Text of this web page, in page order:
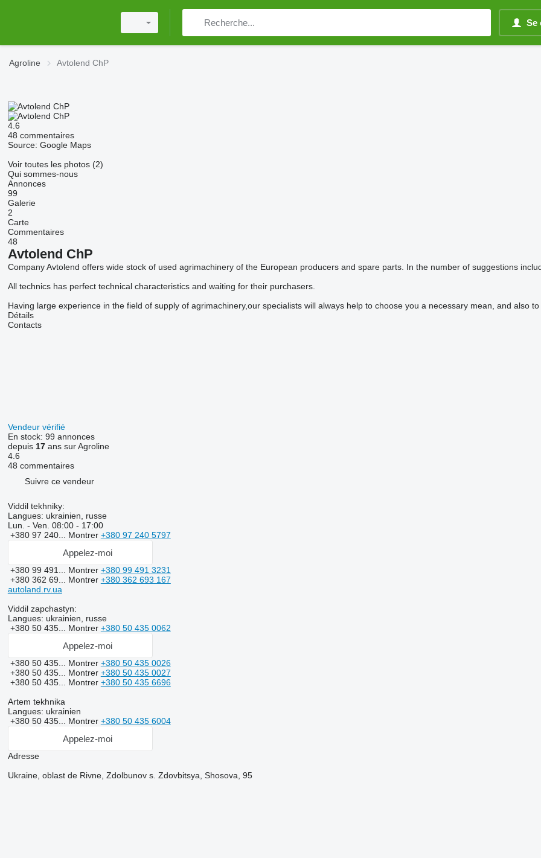
Se
Agroline Avtolend ChP
4.6
48 commentaires
Source: Google Maps
Voir toutes les photos (2)
Qui sommes-nous
Annonces
99
Galerie
2
Carte
Commentaires
48
Avtolend ChP
Company Avtolend offers wide stock of used agrimachinery of the European producers and spare parts. In the number of suggestions
All technics has perfect technical characteristics and waiting for their purchasers.
Having large experience in the field of supply of agrimachinery,our specialists will always help to choose you a necessary mean, and also
Détails
Contacts
Vendeur vérifié
En stock: 99 annonces
depuis 17ans sur Agroline
4.6
48 commentaires
Suivre ce vendeur
Viddil tekhniky:
Langues: ukrainien, russe
Lun. - Ven. 08:00 - 17:00
+380 97 240... Montrer +380 97 240 5797
Appelez-moi
+380 99 491... Montrer +380 99 491 3231
+380 362 69... Montrer +380 362 693 167
autoland.rv.ua
Viddil zapchastyn:
Langues: ukrainien, russe
+380 50 435... Montrer +380 50 435 0062
Appelez-moi
+380 50 435... Montrer +380 50 435 0026
+380 50 435... Montrer +380 50 435 0027
+380 50 435... Montrer +380 50 435 6696
Artem tekhnika
Langues: ukrainien
+380 50 435... Montrer +380 50 435 6004
Appelez-moi
Adresse
Ukraine, oblast de Rivne, Zdolbunov s. Zdovbitsya, Shosova, 95